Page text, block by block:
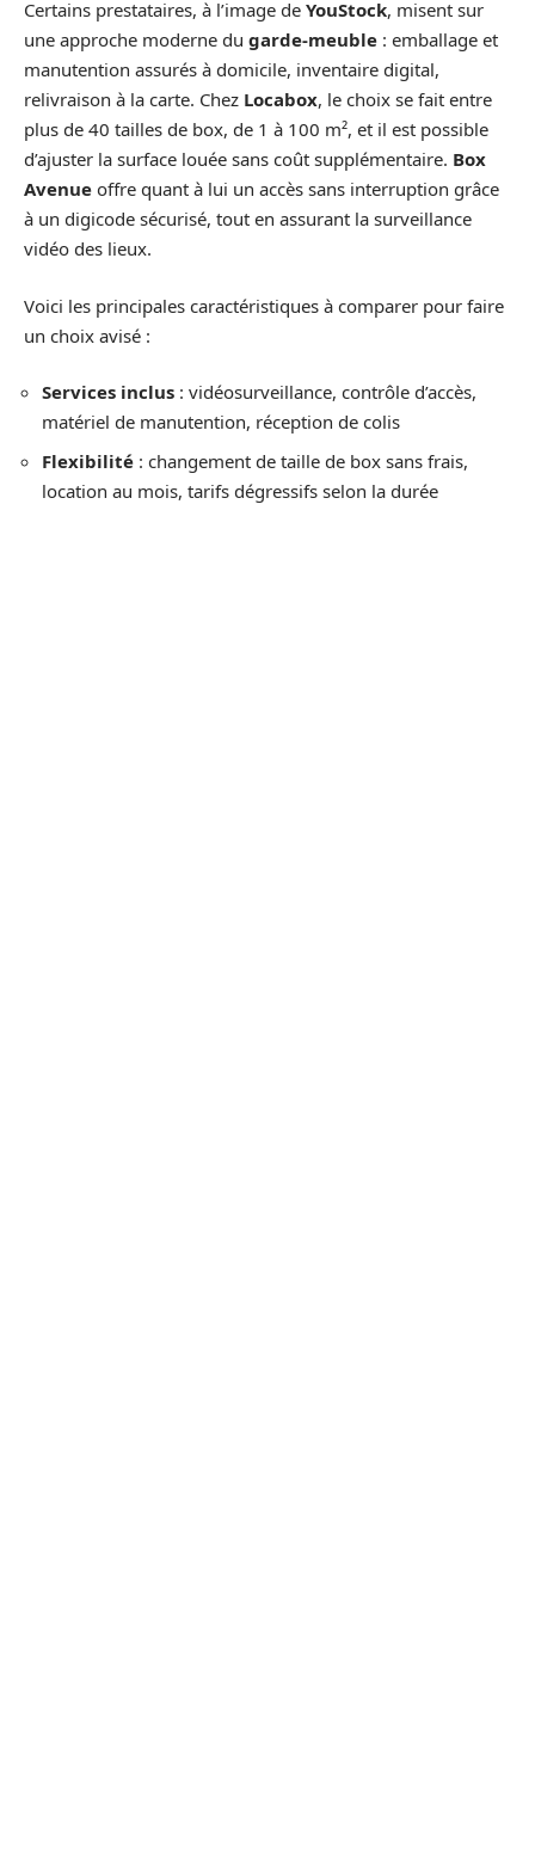
Certains prestataires, à l’image de YouStock, misent sur
une approche moderne du garde-meuble : emballage et
manutention assurés à domicile, inventaire digital,
relivraison à la carte. Chez Locabox, le choix se fait entre
plus de 40 tailles de box, de 1 à 100 m², et il est possible
d’ajuster la surface louée sans coût supplémentaire. Box
Avenue offre quant à lui un accès sans interruption grâce
à un digicode sécurisé, tout en assurant la surveillance
vidéo des lieux.
Voici les principales caractéristiques à comparer pour faire
un choix avisé :
Services inclus : vidéosurveillance, contrôle d’accès,
matériel de manutention, réception de colis
Flexibilité : changement de taille de box sans frais,
location au mois, tarifs dégressifs selon la durée